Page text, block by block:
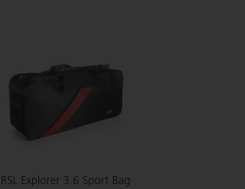
RSL Explorer 3.6 Sport Bag